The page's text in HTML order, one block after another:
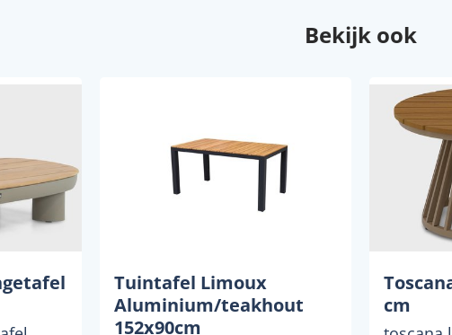
Bekijk ook
Tuintafel Limoux
Aluminium/teakhout
152x90cm
cm